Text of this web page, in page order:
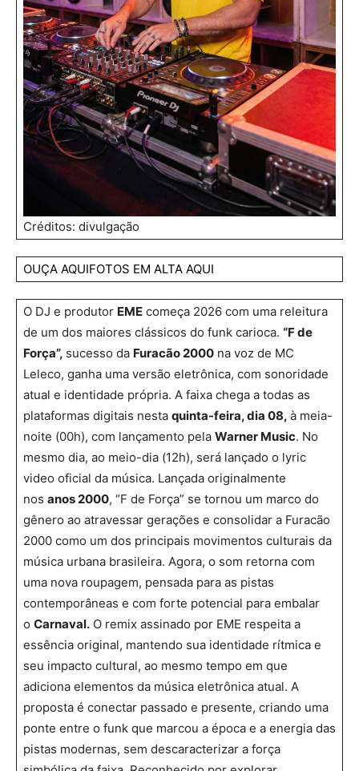
Créditos: divulgação
OUÇA AQUIFOTOS EM ALTA AQUI
O DJ e produtor EME começa 2026 com uma releitura
de um dos maiores clássicos do funk carioca. “F de
Força”, sucesso da Furacão 2000 na voz de MC
Leleco, ganha uma versão eletrônica, com sonoridade
atual e identidade própria. A faixa chega a todas as
plataformas digitais nesta quinta-feira, dia 08, à meia-
noite (00h), com lançamento pela Warner Music. No
mesmo dia, ao meio-dia (12h), será lançado o lyric
video oficial da música. Lançada originalmente
nos anos 2000, “F de Força” se tornou um marco do
gênero ao atravessar gerações e consolidar a Furacão
2000 como um dos principais movimentos culturais da
música urbana brasileira. Agora, o som retorna com
uma nova roupagem, pensada para as pistas
contemporâneas e com forte potencial para embalar
o Carnaval. O remix assinado por EME respeita a
essência original, mantendo sua identidade rítmica e
seu impacto cultural, ao mesmo tempo em que
adiciona elementos da música eletrônica atual. A
proposta é conectar passado e presente, criando uma
ponte entre o funk que marcou a época e a energia das
pistas modernas, sem descaracterizar a força